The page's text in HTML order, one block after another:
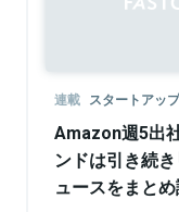
連載 スタートアッ
Amazon週5出
ンドは引き続
ュースをまと